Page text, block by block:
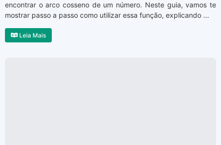
encontrar o arco cosseno de um número. Neste guia, vamos te
mostrar passo a passo como utilizar essa função, explicando ...
Leia Mais